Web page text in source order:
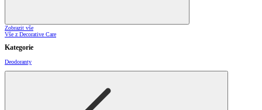
Zobrazit vše
Vše z Decorative Care
Kategorie
Deodoranty